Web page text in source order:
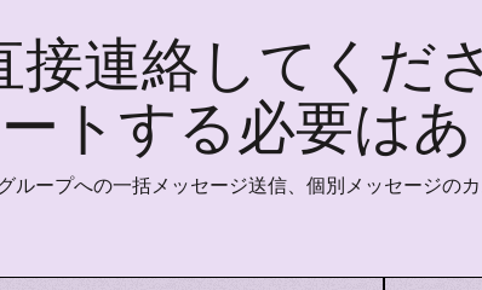
接連絡してくだ
ートする必要はあ
ループへの一括メッセージ送信、個別メッセージの